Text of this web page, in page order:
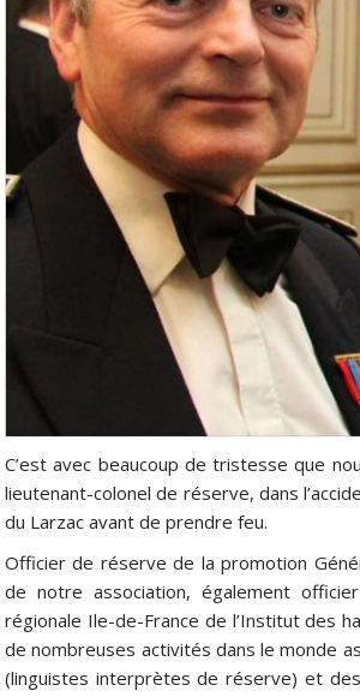
C’est avec beaucoup de tristesse que
lieutenant-colonel de réserve, dans
du Larzac avant de prendre feu.
Officier de réserve de la promotion
de notre association, également
régionale Ile-de-France de l’Institut des
de nombreuses activités dans le monde
(linguistes interprètes de réserve) et